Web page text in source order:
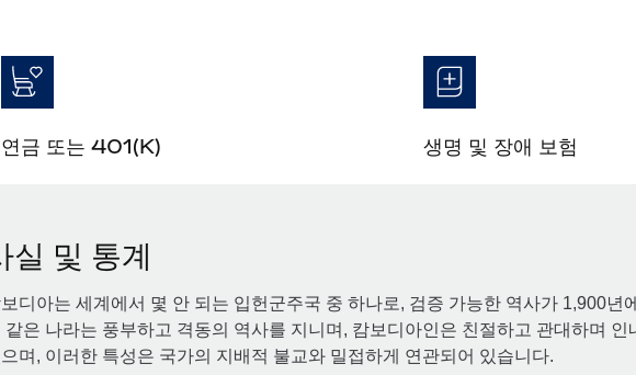
연금 또는 401(K) 생명 및 장애 보험
실 및 통계
디아는 세계에서 몇 안 되는 입헌군주국 중 하나로, 검증 가능한 역사가 1,900년
같은 나라는 풍부하고 격동의 역사를 지니며, 캄보디아인은 친절하고 관대하며 인
며, 이러한 특성은 국가의 지배적 불교와 밀접하게 연관되어 있습니다.